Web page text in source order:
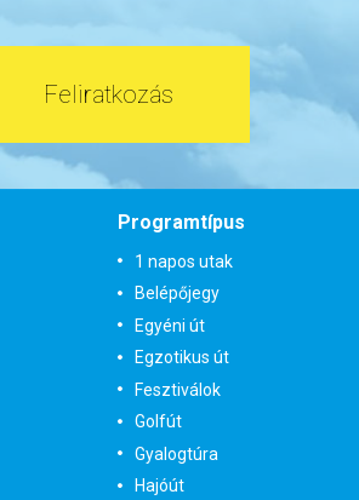
Feliratkozás
Programtípus
1 napos utak
Belépőjegy
Egyéni út
Egzotikus út
Fesztiválok
Golfút
Gyalogtúra
Hajóút